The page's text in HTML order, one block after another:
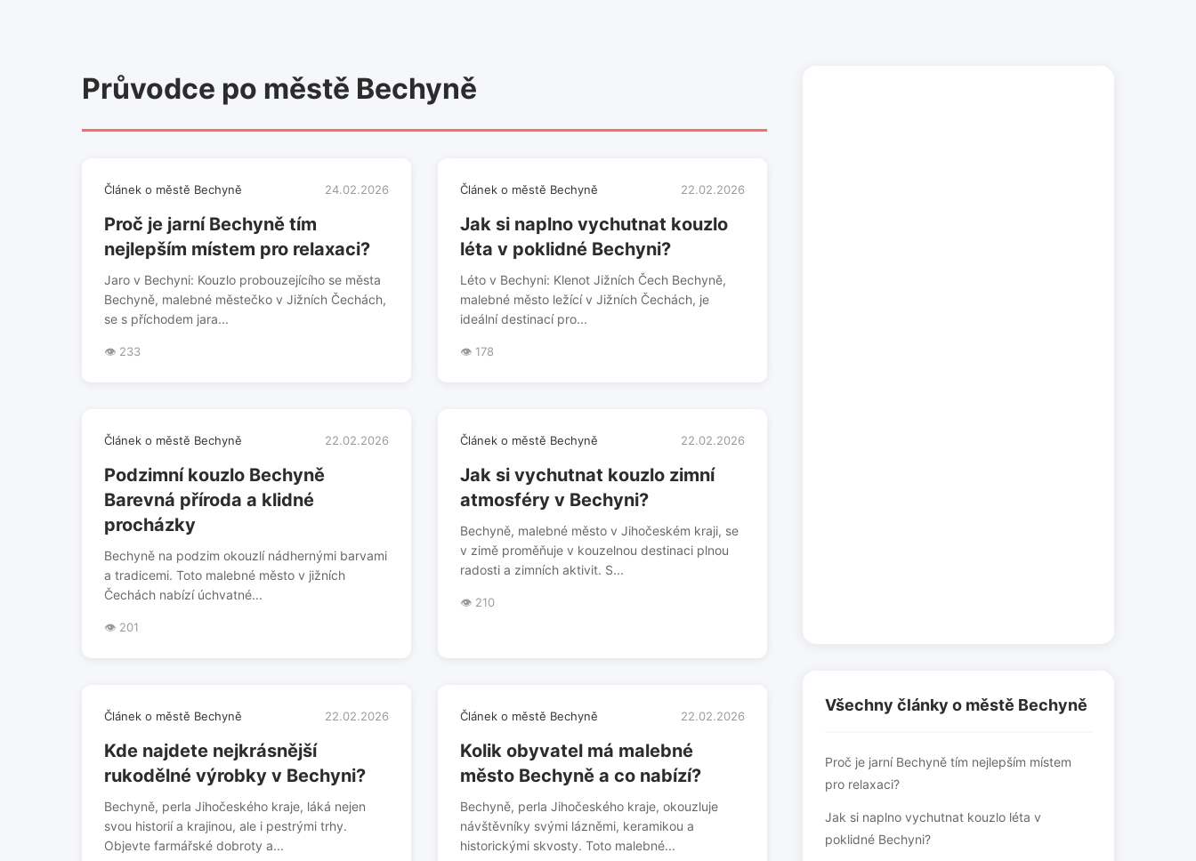
Průvodce po městě Bechyně
Článek o městě Bechyně 24.02.2026
Proč je jarní Bechyně tím
nejlepším místem pro relaxaci?
Jaro v Bechyni: Kouzlo probouzejícího se města
Bechyně, malebné městečko v Jižních Čechách,
se s příchodem jara...
👁️ 233
Článek o městě Bechyně 22.02.2026
Jak si naplno vychutnat kouzlo
léta v poklidné Bechyni?
Léto v Bechyni: Klenot Jižních Čech Bechyně,
malebné město ležící v Jižních Čechách, je
ideální destinací pro...
👁️ 178
Článek o městě Bechyně 22.02.2026
Podzimní kouzlo Bechyně
Barevná příroda a klidné
procházky
Bechyně na podzim okouzlí nádhernými barvami
a tradicemi. Toto malebné město v jižních
Čechách nabízí úchvatné...
👁️ 201
Článek o městě Bechyně 22.02.2026
Jak si vychutnat kouzlo zimní
atmosféry v Bechyni?
Bechyně, malebné město v Jihočeském kraji, se
v zimě proměňuje v kouzelnou destinaci plnou
radosti a zimních aktivit. S...
👁️ 210
Článek o městě Bechyně 22.02.2026
Kde najdete nejkrásnější
rukodělné výrobky v Bechyni?
Bechyně, perla Jihočeského kraje, láká nejen
svou historií a krajinou, ale i pestrými trhy.
Objevte farmářské dobroty a...
Článek o městě Bechyně 22.02.2026
Kolik obyvatel má malebné
město Bechyně a co nabízí?
Bechyně, perla Jihočeského kraje, okouzluje
návštěvníky svými lázněmi, keramikou a
historickými skvosty. Toto malebné...
Všechny články o městě Bechyně
Proč je jarní Bechyně tím nejlepším místem
pro relaxaci?
Jak si naplno vychutnat kouzlo léta v
poklidné Bechyni?